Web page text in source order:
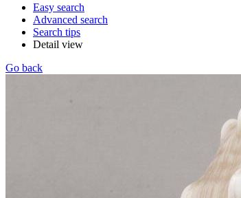
Easy search
Advanced search
Search tips
Detail view
Go back